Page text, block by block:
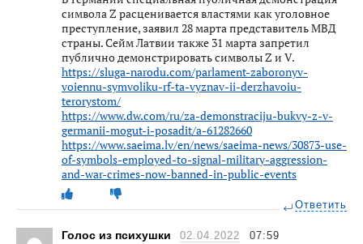
символа Z расценивается властями как уголовное
преступление, заявил 28 марта представитель МВД
страны. Сейм Латвии также 31 марта запретил
публично демонстрировать символы Z и V.
https://sluga-narodu.com/parlament-zaboronyv-
voiennu-symvoliku-rf-ta-vyznav-ii-derzhavoiu-
terorystom/
https://www.dw.com/ru/za-demonstraciju-bukvy-z-v-
germanii-mogut-i-posadit/a-61282660
https://www.saeima.lv/en/news/saeima-news/30873-use-
of-symbols-employed-to-signal-military-aggression-
and-war-crimes-now-banned-in-public-events
Ответить
Голос из психушки 02.04.2022 07:59